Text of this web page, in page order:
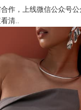
作，上线微信公众号公
清..